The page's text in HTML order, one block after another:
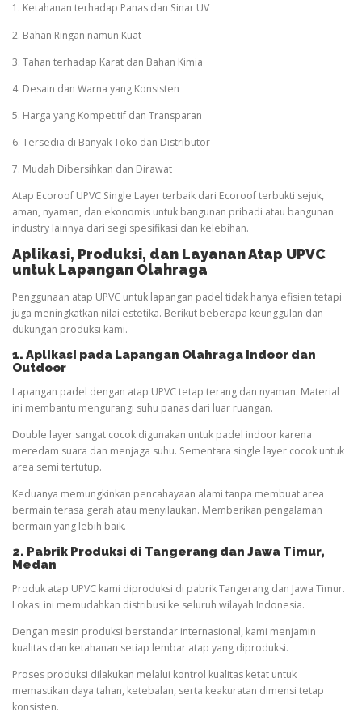
1. Ketahanan terhadap Panas dan Sinar UV
2. Bahan Ringan namun Kuat
3. Tahan terhadap Karat dan Bahan Kimia
4. Desain dan Warna yang Konsisten
5. Harga yang Kompetitif dan Transparan
6. Tersedia di Banyak Toko dan Distributor
7. Mudah Dibersihkan dan Dirawat
Atap Ecoroof UPVC Single Layer terbaik dari Ecoroof terbukti sejuk,
aman, nyaman, dan ekonomis untuk bangunan pribadi atau bangunan
industry lainnya dari segi spesifikasi dan kelebihan.
Aplikasi, Produksi, dan Layanan Atap UPVC
untuk Lapangan Olahraga
Penggunaan atap UPVC untuk lapangan padel tidak hanya efisien tetapi
juga meningkatkan nilai estetika. Berikut beberapa keunggulan dan
dukungan produksi kami.
1. Aplikasi pada Lapangan Olahraga Indoor dan
Outdoor
Lapangan padel dengan atap UPVC tetap terang dan nyaman. Material
ini membantu mengurangi suhu panas dari luar ruangan.
Double layer sangat cocok digunakan untuk padel indoor karena
meredam suara dan menjaga suhu. Sementara single layer cocok untuk
area semi tertutup.
Keduanya memungkinkan pencahayaan alami tanpa membuat area
bermain terasa gerah atau menyilaukan. Memberikan pengalaman
bermain yang lebih baik.
2. Pabrik Produksi di Tangerang dan Jawa Timur,
Medan
Produk atap UPVC kami diproduksi di pabrik Tangerang dan Jawa Timur.
Lokasi ini memudahkan distribusi ke seluruh wilayah Indonesia.
Dengan mesin produksi berstandar internasional, kami menjamin
kualitas dan ketahanan setiap lembar atap yang diproduksi.
Proses produksi dilakukan melalui kontrol kualitas ketat untuk
memastikan daya tahan, ketebalan, serta keakuratan dimensi tetap
konsisten.